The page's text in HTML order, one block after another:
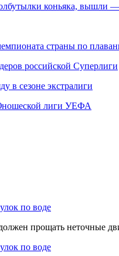
коньяка, вышли
страны по
российской Суперлиги
в сезоне экстралиги
лиги УЕФА
по воде
прощать неточные
по воде